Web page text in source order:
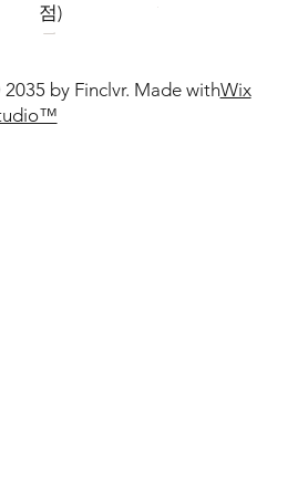
by Finclvr. Made withWix
점)